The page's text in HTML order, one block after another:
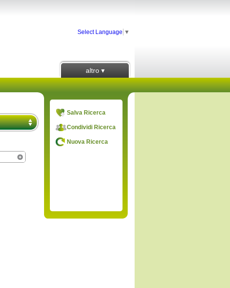
altro ▾
Select Language ▼
Salva Ricerca
Condividi Ricerca
Nuova Ricerca